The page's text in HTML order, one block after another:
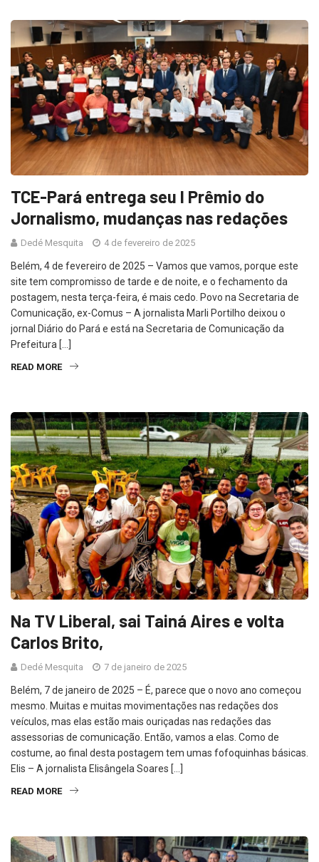
TCE-Pará entrega seu I Prêmio do
Jornalismo, mudanças nas redações
Dedé Mesquita 4 de fevereiro de 2025
Belém, 4 de fevereiro de 2025 – Vamos que vamos, porque este
site tem compromisso de tarde e de noite, e o fechamento da
postagem, nesta terça-feira, é mais cedo. Povo na Secretaria de
Comunicação, ex-Comus – A jornalista Marli Portilho deixou o
jornal Diário do Pará e está na Secretaria de Comunicação da
Prefeitura […]
READ MORE
Na TV Liberal, sai Tainá Aires e volta
Carlos Brito,
Dedé Mesquita 7 de janeiro de 2025
Belém, 7 de janeiro de 2025 – É, parece que o novo ano começou
mesmo. Muitas e muitas movimentações nas redações dos
veículos, mas elas estão mais ouriçadas nas redações das
assessorias de comunicação. Então, vamos a elas. Como de
costume, ao final desta postagem tem umas fofoquinhas básicas.
Elis – A jornalista Elisângela Soares […]
READ MORE